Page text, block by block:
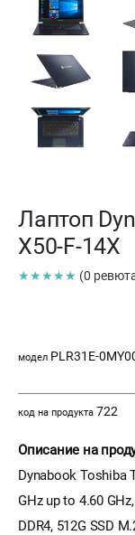
Лаптоп
X50-F-14X
★★★★★ (0
модел PLR31E-
код на продукта 722
Описание на
Dynabook Toshiba
GHz up to 4.60
DDR4, 512G SSD